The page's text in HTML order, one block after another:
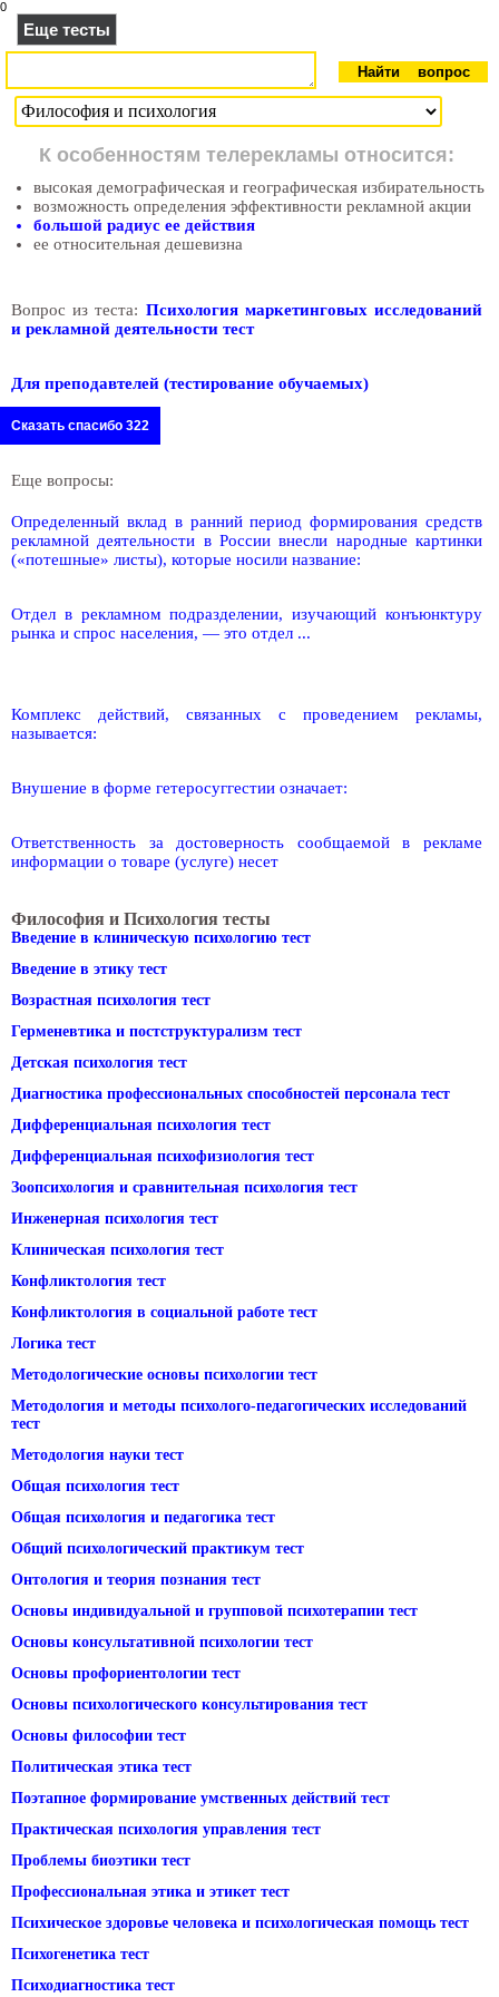
0
Еще тесты
К особенностям телерекламы относится:
высокая демографическая и географическая избирательность
возможность определения эффективности рекламной акции
большой радиус ее действия
ее относительная дешевизна
Вопрос из теста: Психология маркетинговых исследований
и рекламной деятельности тест
Для преподавтелей (тестирование обучаемых)
Сказать спасибо 322
Еще вопросы:
Определенный вклад в ранний период формирования средств
рекламной деятельности в России внесли народные картинки
(«потешные» листы), которые носили название:
Отдел в рекламном подразделении, изучающий конъюнктуру
рынка и спрос населения, — это отдел ...
Комплекс действий, связанных с проведением рекламы,
называется:
Внушение в форме гетеросуггестии означает:
Ответственность за достоверность сообщаемой в рекламе
информации о товаре (услуге) несет
Философия и Психология тесты
Введение в клиническую психологию тест
Введение в этику тест
Возрастная психология тест
Герменевтика и постструктурализм тест
Детская психология тест
Диагностика профессиональных способностей персонала тест
Дифференциальная психология тест
Дифференциальная психофизиология тест
Зоопсихология и сравнительная психология тест
Инженерная психология тест
Клиническая психология тест
Конфликтология тест
Конфликтология в социальной работе тест
Логика тест
Методологические основы психологии тест
Методология и методы психолого-педагогических исследований
тест
Методология науки тест
Общая психология тест
Общая психология и педагогика тест
Общий психологический практикум тест
Онтология и теория познания тест
Основы индивидуальной и групповой психотерапии тест
Основы консультативной психологии тест
Основы профориентологии тест
Основы психологического консультирования тест
Основы философии тест
Политическая этика тест
Поэтапное формирование умственных действий тест
Практическая психология управления тест
Проблемы биоэтики тест
Профессиональная этика и этикет тест
Психическое здоровье человека и психологическая помощь тест
Психогенетика тест
Психодиагностика тест